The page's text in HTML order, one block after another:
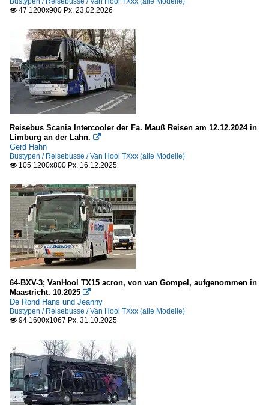
 47 1200x900 Px, 23.02.2026
Reisebus Scania Intercooler der Fa. Mauß Reisen am 12.12.2024 in
Limburg an der Lahn. 
Gerd Hahn
Bustypen / Reisebusse / Van Hool TXxx (alle Modelle)
 105 1200x800 Px, 16.12.2025
64-BXV-3; VanHool TX15 acron, von van Gompel, aufgenommen in
Maastricht. 10.2025 
De Rond Hans und Jeanny
Bustypen / Reisebusse / Van Hool TXxx (alle Modelle)
 94 1600x1067 Px, 31.10.2025